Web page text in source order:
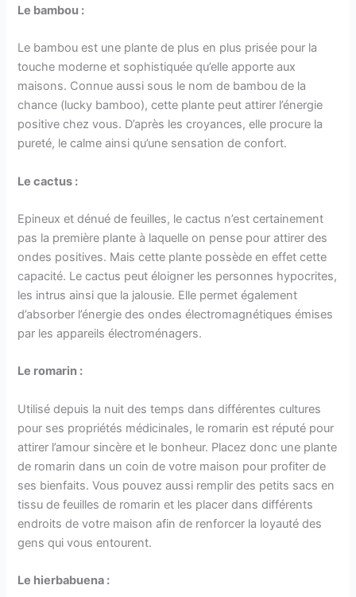
Le bambou :
Le bambou est une plante de plus en plus prisée pour la
touche moderne et sophistiquée qu’elle apporte aux
maisons. Connue aussi sous le nom de bambou de la
chance (lucky bamboo), cette plante peut attirer l’énergie
positive chez vous. D’après les croyances, elle procure la
pureté, le calme ainsi qu’une sensation de confort.
Le cactus :
Epineux et dénué de feuilles, le cactus n’est certainement
pas la première plante à laquelle on pense pour attirer des
ondes positives. Mais cette plante possède en effet cette
capacité. Le cactus peut éloigner les personnes hypocrites,
les intrus ainsi que la jalousie. Elle permet également
d’absorber l’énergie des ondes électromagnétiques émises
par les appareils électroménagers.
Le romarin :
Utilisé depuis la nuit des temps dans différentes cultures
pour ses propriétés médicinales, le romarin est réputé pour
attirer l’amour sincère et le bonheur. Placez donc une plante
de romarin dans un coin de votre maison pour profiter de
ses bienfaits. Vous pouvez aussi remplir des petits sacs en
tissu de feuilles de romarin et les placer dans différents
endroits de votre maison afin de renforcer la loyauté des
gens qui vous entourent.
Le hierbabuena :